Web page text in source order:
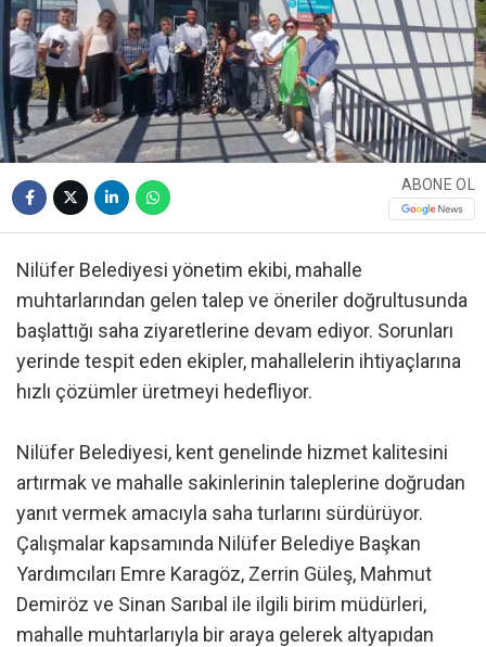
ABONE OL
Nilüfer Belediyesi yönetim ekibi, mahalle
muhtarlarından gelen talep ve öneriler doğrultusunda
başlattığı saha ziyaretlerine devam ediyor. Sorunları
yerinde tespit eden ekipler, mahallelerin ihtiyaçlarına
hızlı çözümler üretmeyi hedefliyor.
Nilüfer Belediyesi, kent genelinde hizmet kalitesini
artırmak ve mahalle sakinlerinin taleplerine doğrudan
yanıt vermek amacıyla saha turlarını sürdürüyor.
Çalışmalar kapsamında Nilüfer Belediye Başkan
Yardımcıları Emre Karagöz, Zerrin Güleş, Mahmut
Demiröz ve Sinan Sarıbal ile ilgili birim müdürleri,
mahalle muhtarlarıyla bir araya gelerek altyapıdan